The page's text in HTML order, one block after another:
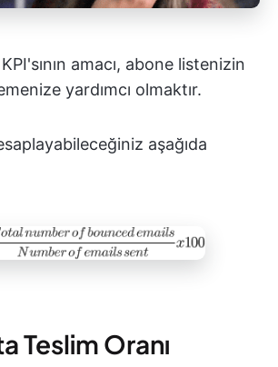
amacı, abone listenizin
yardımcı olmaktır.
aşağıda
Teslim Oranı